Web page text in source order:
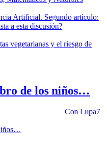
Artificial. Segundo artículo:
a esta discusión?
vegetarianas y el riesgo de
de los niños…
Con Lupa7